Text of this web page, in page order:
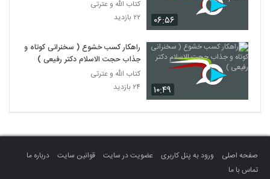
۰۶:۵۶
کتاب الله و عترتی
۲۲ بازدید
۱۰:۴۹
راهکار کسب خشوع ( سخنرانی کوتاه و
جذاب حجت الاسلام دکتر رفیعی )
کتاب الله و عترتی
۲۴ بازدید
صفحه اصلی ورود به پنل کاربری عضویت در سایت قوانین سایت
درباره ما
تماس با ما